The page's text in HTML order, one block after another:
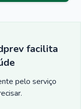
facilita
pelo serviço